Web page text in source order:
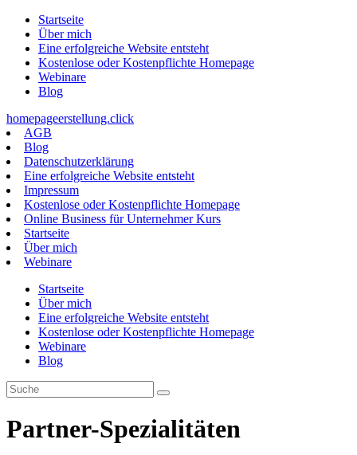
Zum
Inhalt
springen
Startseite
Über mich
Eine erfolgreiche Website entsteht
Kostenlose oder Kostenpflichte Homepage
Webinare
Blog
homepageerstellung.click
AGB
Blog
Datenschutzerklärung
Eine erfolgreiche Website entsteht
Impressum
Kostenlose oder Kostenpflichte Homepage
Online Business für Unternehmer Kurs
Startseite
Über mich
Webinare
Startseite
Über mich
Eine erfolgreiche Website entsteht
Kostenlose oder Kostenpflichte Homepage
Webinare
Blog
Partner-Spezialitäten